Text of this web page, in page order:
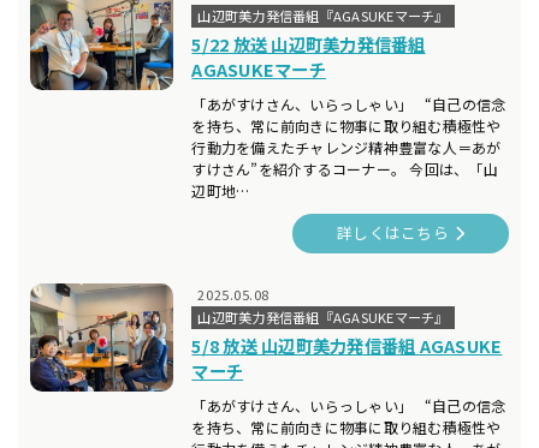
山辺町美力発信番組『AGASUKEマーチ』
5/22 放送 山辺町美力発信番組
AGASUKEマーチ
「あがすけさん、いらっしゃい」 “自己の信念
を持ち、常に前向きに物事に取り組む積極性や
行動力を備えたチャレンジ精神豊富な人＝あが
すけさん”を紹介するコーナー。 今回は、「山
辺町地…
詳しくはこちら
2025.05.08
山辺町美力発信番組『AGASUKEマーチ』
5/8 放送 山辺町美力発信番組 AGASUKE
マーチ
「あがすけさん、いらっしゃい」 “自己の信念
を持ち、常に前向きに物事に取り組む積極性や